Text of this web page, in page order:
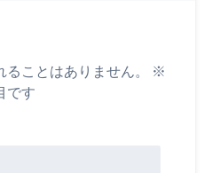
ことはありません。
※
です